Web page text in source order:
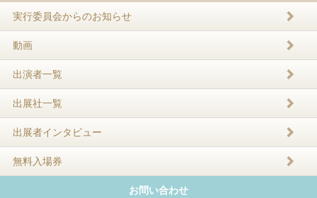
実行委員会からのお知らせ
動画
出演者一覧
出展社一覧
出展者インタビュー
無料入場券
お問い合わせ